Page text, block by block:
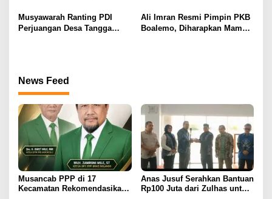
Perhatian Publik
Musyawarah Ranting PDI
Perjuangan Desa Tangga
Ali Imran Resmi Pimpin PKB
Boalemo, Diharapkan Mampu
News Feed
Musancab PPP di 17
Kecamatan Rekomendasikan
Anas Jusuf Serahkan Bantuan
Rp100 Juta dari Zulhas untuk